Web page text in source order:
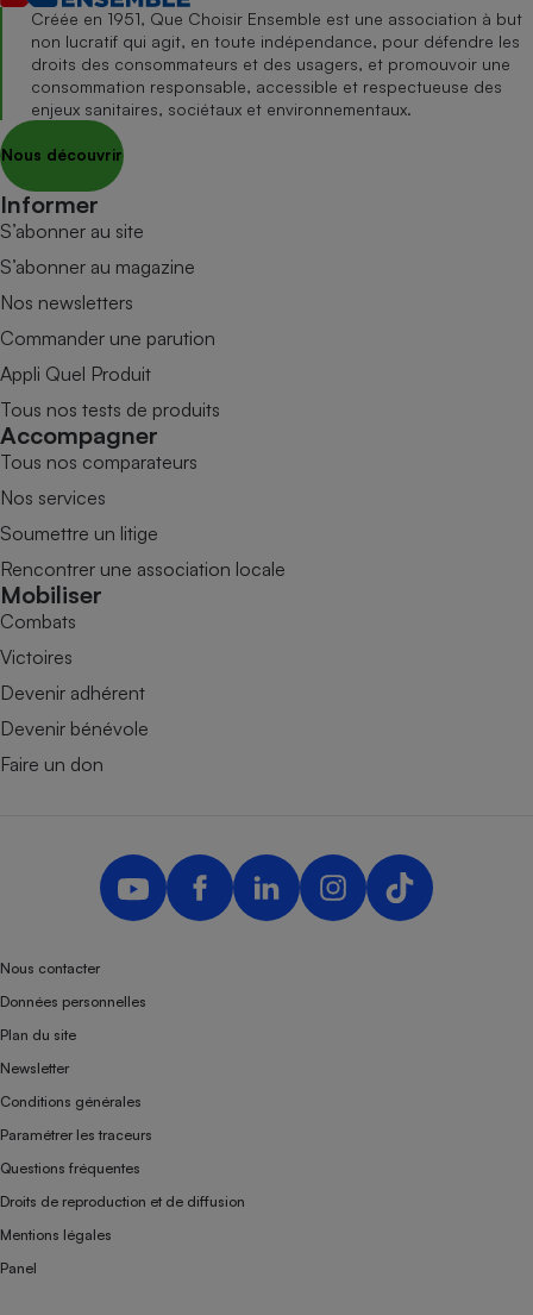
Créée en 1951, Que Choisir Ensemble est une association à but
non lucratif qui agit, en toute indépendance, pour défendre les
droits des consommateurs et des usagers, et promouvoir une
consommation responsable, accessible et respectueuse des
enjeux sanitaires, sociétaux et environnementaux.
Nous découvrir
Informer
S’abonner au site
S’abonner au magazine
Nos newsletters
Commander une parution
Appli Quel Produit
Tous nos tests de produits
Accompagner
Tous nos comparateurs
Nos services
Soumettre un litige
Rencontrer une association locale
Mobiliser
Combats
Victoires
Devenir adhérent
Devenir bénévole
Faire un don
Nous contacter
Données personnelles
Plan du site
Newsletter
Conditions générales
Paramétrer les traceurs
Questions fréquentes
Droits de reproduction et de diffusion
Mentions légales
Panel